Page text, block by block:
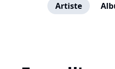
Artiste